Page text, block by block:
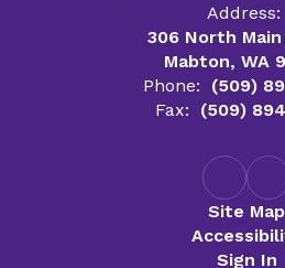
Address:
306 North
Mabton, WA
Phone:
(509)
Fax:
(509)
Site Map
Sign In